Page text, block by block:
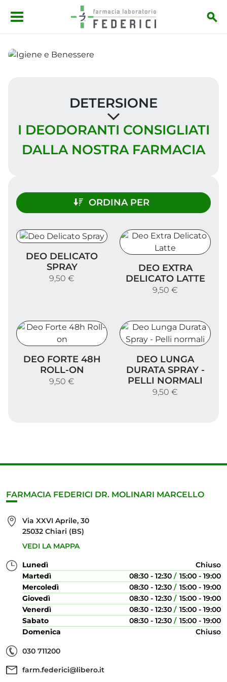
Salta al contenuto principale
DETERSIONE
I DEODORANTI CONSIGLIATI
DALLA NOSTRA FARMACIA
ORDINA PER
DEO DELICATO
SPRAY
9,50 €
DEO EXTRA
DELICATO LATTE
9,50 €
DEO FORTE 48H
ROLL-ON
9,50 €
DEO LUNGA
DURATA SPRAY -
PELLI NORMALI
9,50 €
FARMACIA FEDERICI DR. MOLINARI MARCELLO
Via XXVI Aprile, 30
25032 Chiari (BS)
VEDI LA MAPPA
Lunedì
Chiuso
Martedì
08:30 - 12:30
15:00 - 19:00
Mercoledì
08:30 - 12:30
15:00 - 19:00
Giovedì
08:30 - 12:30
15:00 - 19:00
Venerdì
08:30 - 12:30
15:00 - 19:00
Sabato
08:30 - 12:30
15:00 - 19:00
Domenica
Chiuso
030 711200
farm.federici@libero.it